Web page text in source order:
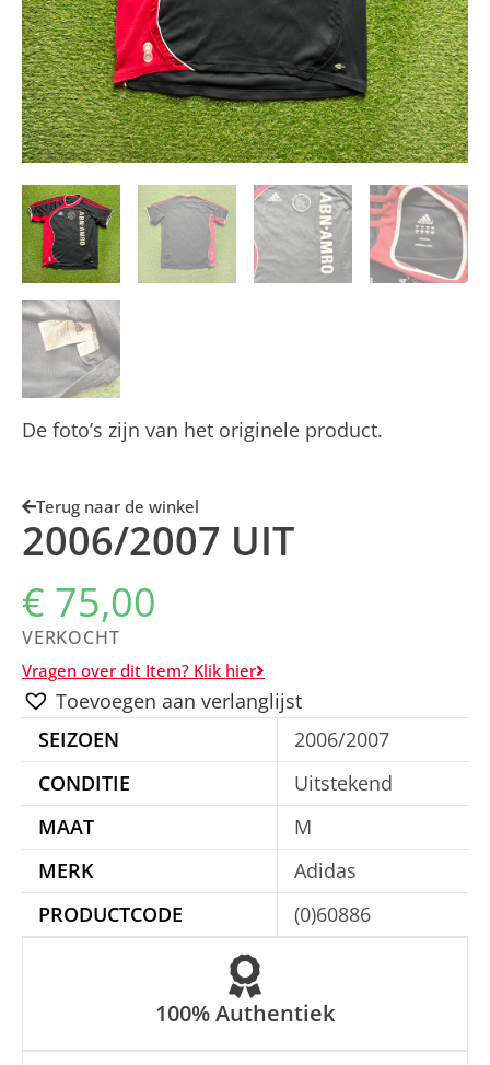
De foto’s zijn van het originele product.
Terug naar de winkel
2006/2007 UIT
€ 75,00
VERKOCHT
Vragen over dit Item? Klik hier
Toevoegen aan verlanglijst
SEIZOEN
2006/2007
CONDITIE
Uitstekend
MAAT
M
MERK
Adidas
PRODUCTCODE
(0)60886
100% Authentiek